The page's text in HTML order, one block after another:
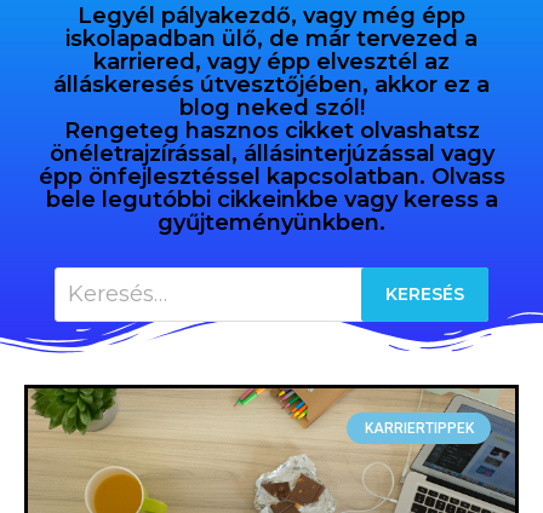
Legyél pályakezdő, vagy még épp
iskolapadban ülő, de már tervezed a
karriered, vagy épp elvesztél az
álláskeresés útvesztőjében, akkor ez a
blog neked szól!
Rengeteg hasznos cikket olvashatsz
önéletrajzírással, állásinterjúzással vagy
épp önfejlesztéssel kapcsolatban. Olvass
bele legutóbbi cikkeinkbe vagy keress a
gyűjteményünkben.
KARRIERTIPPEK